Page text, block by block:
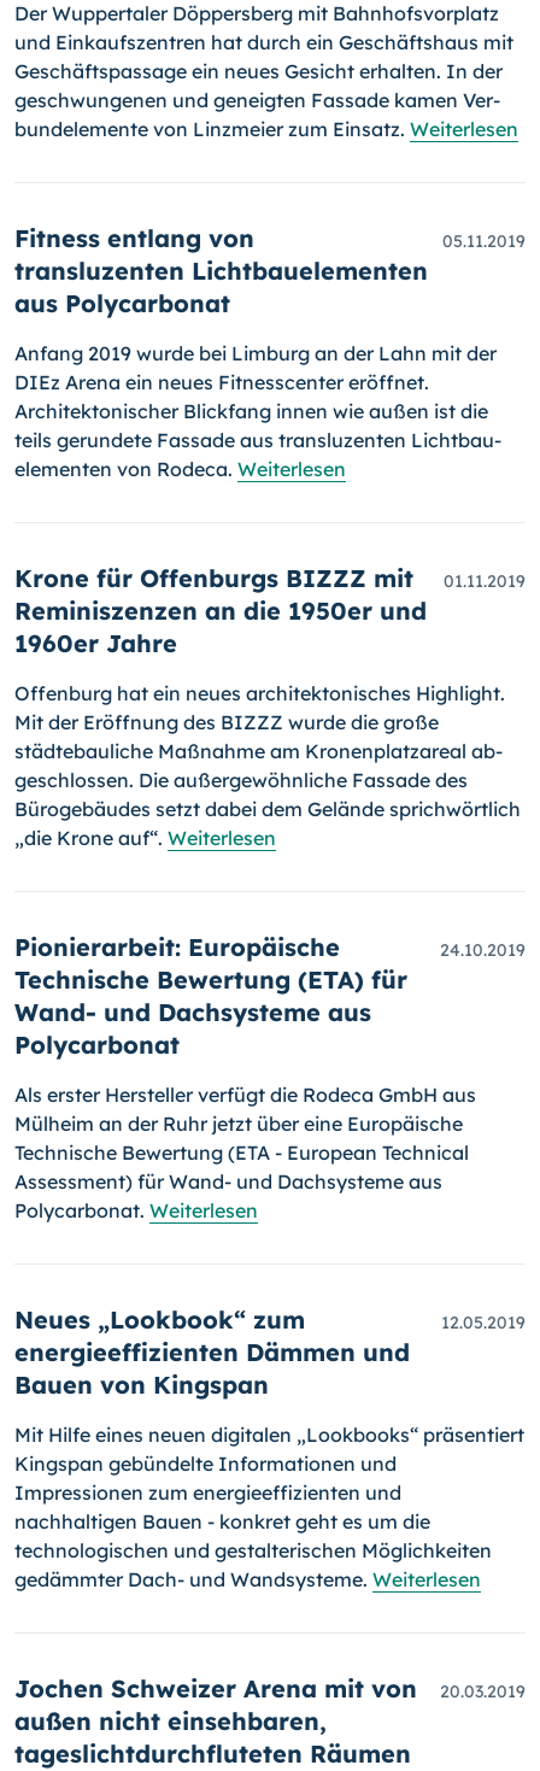
Der Wuppertaler Döppersberg mit Bahnhofsvorplatz
und Einkaufszentren hat durch ein Geschäftshaus mit
Geschäftspassage ein neues Gesicht erhalten. In der
geschwungenen und geneigten Fassade kamen Ver­
bund­ele­mente von Linzmeier zum Einsatz. Weiterlesen
Fitness entlang von
transluzenten Lichtbauelementen
aus Polycarbonat
05.11.2019
Anfang 2019 wurde bei Limburg an der Lahn mit der
DIEz Arena ein neues Fitnesscenter eröffnet.
Architektonischer Blickfang innen wie außen ist die
teils gerundete Fassade aus transluzenten Licht­bau­
ele­men­ten von Rodeca. Weiterlesen
Krone für Offenburgs BIZZZ mit
Reminiszenzen an die 1950er und
1960er Jahre
01.11.2019
Offenburg hat ein neues architektonisches Highlight.
Mit der Eröffnung des BIZZZ wurde die große
städtebauliche Maßnahme am Kronenplatzareal ab­
geschlossen. Die außergewöhnliche Fassade des
Bürogebäudes setzt dabei dem Gelände sprichwörtlich
„die Krone auf“. Weiterlesen
Pionierarbeit: Europäische
Technische Bewertung (ETA) für
Wand- und Dachsysteme aus
Polycarbonat
24.10.2019
Als erster Hersteller verfügt die Rodeca GmbH aus
Mülheim an der Ruhr jetzt über eine Europäische
Technische Bewertung (ETA - European Technical
Assessment) für Wand- und Dachsysteme aus
Polycarbonat. Weiterlesen
Neues „Lookbook“ zum
energieeffizienten Dämmen und
Bauen von Kingspan
12.05.2019
Mit Hilfe eines neuen digitalen „Lookbooks“ präsentiert
Kingspan gebündelte Informationen und
Impressionen zum energieeffizienten und
nachhaltigen Bauen - konkret geht es um die
technologischen und gestalterischen Möglichkeiten
gedämmter Dach- und Wandsysteme. Weiterlesen
Jochen Schweizer Arena mit von
außen nicht einsehbaren,
tageslichtdurchfluteten Räumen
20.03.2019